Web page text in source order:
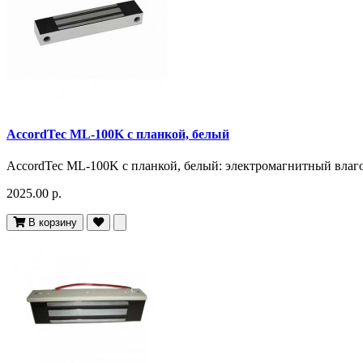
AccordTec ML-100K с планкой, белый
AccordTec ML-100K с планкой, белый: электромагнитный
2025.00 р.
В корзину